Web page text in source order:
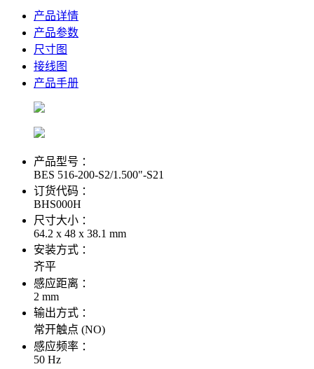
产品详情
产品参数
尺寸图
接线图
产品手册
产品型号 ：
BES 516-200-S2/1.500"-S21
订货代码 ：
BHS000H
尺寸大小 ：
64.2 x 48 x 38.1 mm
安装方式 ：
齐平
感应距离 ：
2 mm
输出方式 ：
常开触点 (NO)
感应频率 ：
50 Hz